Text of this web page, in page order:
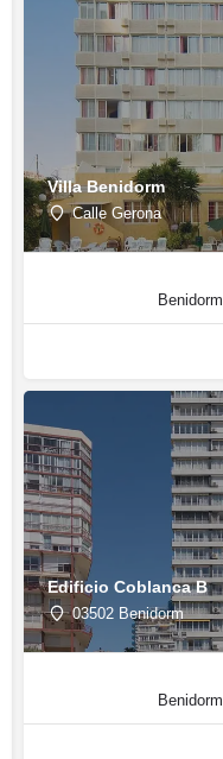
Villa Benidorm
Calle Gerona
Edificio Coblanca B
03502 Benidorm